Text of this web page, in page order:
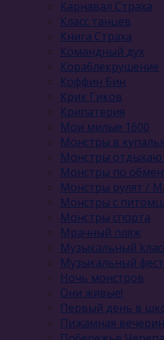
Карнавал Cтраха
Класс танцев
Книга Страха
Командный дух
Кораблекрушение
Коффин Бин
Крик Гиков
Крипатерия
Мои милые 1600
Монстры в
Монстры
Монстры по
Монстры рулят /
Монстры с
Монстры спорта
Мрачный пляж
Музыкальный
Музыкальный
Ночь монстров
Они живые!
Первый день в
Пижамная